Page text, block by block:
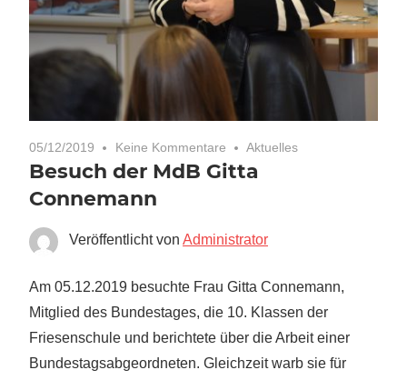
05/12/2019 Keine Kommentare Aktuelles
Besuch der MdB Gitta
Connemann
Veröffentlicht von Administrator
Am 05.12.2019 besuchte Frau Gitta Connemann,
Mitglied des Bundestages, die 10. Klassen der
Friesenschule und berichtete über die Arbeit einer
Bundestagsabgeordneten. Gleichzeit warb sie für